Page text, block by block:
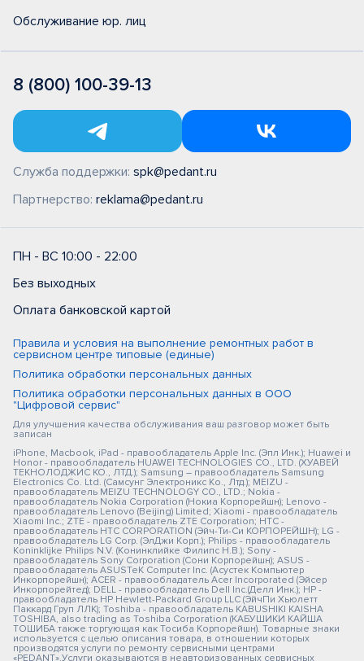
Обслуживание юр. лиц
8 (800) 100-39-13
Служба поддержки: spk@pedant.ru
Партнерство: reklama@pedant.ru
ПН - ВС 10:00 - 22:00
Без выходных
Оплата банковской картой
Правила и условия на выполнение ремонтных работ в
сервисном центре типовые (единые)
Политика обработки персональных данных
Политика обработки персональных данных в ООО
"Цифровой сервис"
Для улучшения качества обслуживания ваш разговор может быть
записан
iPhone, Macbook, iPad - правообладатель Apple Inc. (Эпл Инк.); Huawei и
Honor - правообладатель HUAWEI TECHNOLOGIES CO., LTD. (ХУАВЕЙ
ТЕКНОЛОДЖИС КО., ЛТД.); Samsung – правообладатель Samsung
Electronics Co. Ltd. (Самсунг Электроникс Ко., Лтд.); MEIZU -
правообладатель MEIZU TECHNOLOGY CO., LTD.; Nokia -
правообладатель Nokia Corporation (Нокиа Корпорейшн); Lenovo -
правообладатель Lenovo (Beijing) Limited; Xiaomi - правообладатель
Xiaomi Inc.; ZTE - правообладатель ZTE Corporation; HTC -
правообладатель HTC CORPORATION (Эйч-Ти-Си КОРПОРЕЙШН); LG -
правообладатель LG Corp. (ЭлДжи Корп.); Philips - правообладатель
Koninklijke Philips N.V. (Конинклийке Филипс Н.В.); Sony -
правообладатель Sony Corporation (Сони Корпорейшн); ASUS -
правообладатель ASUSTeK Computer Inc. (Асустек Компьютер
Инкорпорейшн); ACER - правообладатель Acer Incorporated (Эйсер
Инкорпорейтед); DELL - правообладатель Dell Inc.(Делл Инк.); HP -
правообладатель HP Hewlett-Packard Group LLC (ЭйчПи Хьюлетт
Паккард Груп ЛЛК); Toshiba - правообладатель KABUSHIKI KAISHA
TOSHIBA, also trading as Toshiba Corporation (КАБУШИКИ КАЙША
ТОШИБА также торгующая как Тосиба Корпорейшн). Товарные знаки
используется с целью описания товара, в отношении которых
производятся услуги по ремонту сервисными центрами
«PEDANT».Услуги оказываются в неавторизованных сервисных